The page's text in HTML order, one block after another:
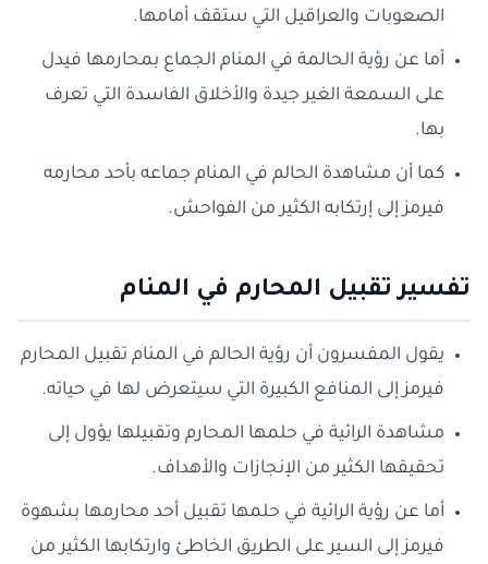
الصعوبات والعراقيل التي ستقف أمامها.
أما عن رؤية الحالمة في المنام الجماع بمحارمها فيدل
على السمعة الغير جيدة والأخلاق الفاسدة التي تعرف
بها.
كما أن مشاهدة الحالم في المنام جماعه بأحد محارمه
فيرمز إلى إرتكابه الكثير من الفواحش.
تفسير تقبيل المحارم في المنام
يقول المفسرون أن رؤية الحالم في المنام تقبيل المحارم
فيرمز إلى المنافع الكبيرة التي سيتعرض لها في حياته.
مشاهدة الرائية في حلمها المحارم وتقبيلها يؤول إلى
تحقيقها الكثير من الإنجازات والأهداف.
أما عن رؤية الرائية في حلمها تقبيل أحد محارمها بشهوة
فيرمز إلى السير على الطريق الخاطئ وارتكابها الكثير من